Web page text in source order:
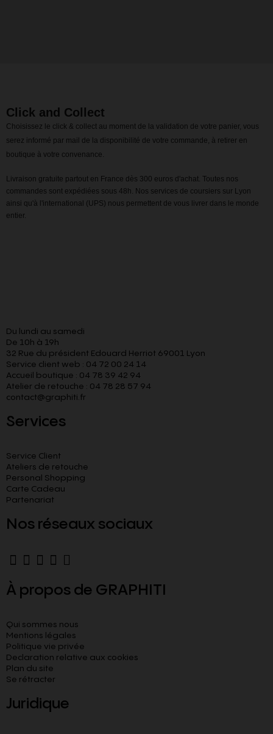
Click and Collect
Choisissez le click & collect au moment de la validation de votre panier, vous
serez informé par mail de la disponibilité de votre commande, à retirer en
boutique à votre convenance.
Livraison gratuite partout en France dès 300 euros d'achat. Toutes nos
commandes sont expédiées sous 48h. Nos services de coursiers sur Lyon
ainsi qu'à l'international (UPS) nous permettent de vous livrer dans le monde
entier.
Du lundi au samedi
De 10h à 19h
32 Rue du président Edouard Herriot 69001 Lyon
Service client web : 04 72 00 24 14
Accueil boutique : 04 78 39 42 94
Atelier de retouche : 04 78 28 57 94
contact@graphiti.fr
Services
Service Client
Ateliers de retouche
Personal Shopping
Carte Cadeau
Partenariat
Nos réseaux sociaux
À propos de GRAPHITI
Qui sommes nous
Mentions légales
Politique vie privée
Declaration relative aux cookies​
Plan du site
Se rétracter
Juridique